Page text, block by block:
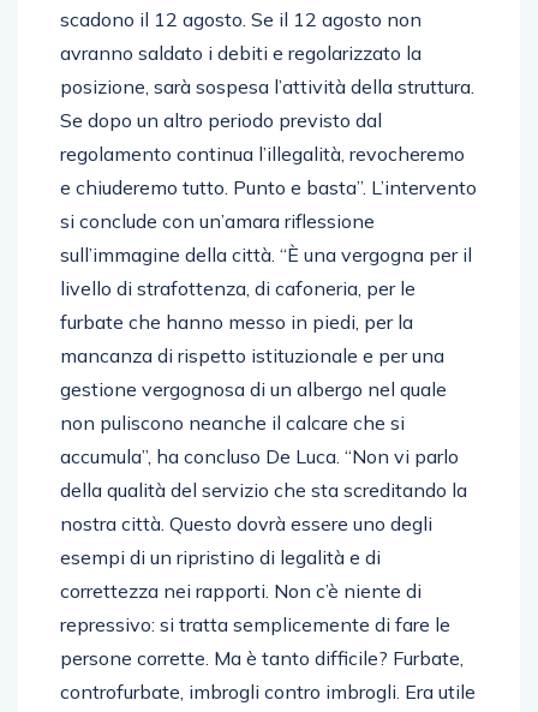
scadono il 12 agosto. Se il 12 agosto non
avranno saldato i debiti e regolarizzato la
posizione, sarà sospesa l’attività della struttura.
Se dopo un altro periodo previsto dal
regolamento continua l’illegalità, revocheremo
e chiuderemo tutto. Punto e basta”. L’intervento
si conclude con un’amara riflessione
sull’immagine della città. “È una vergogna per il
livello di strafottenza, di cafoneria, per le
furbate che hanno messo in piedi, per la
mancanza di rispetto istituzionale e per una
gestione vergognosa di un albergo nel quale
non puliscono neanche il calcare che si
accumula”, ha concluso De Luca. “Non vi parlo
della qualità del servizio che sta screditando la
nostra città. Questo dovrà essere uno degli
esempi di un ripristino di legalità e di
correttezza nei rapporti. Non c’è niente di
repressivo: si tratta semplicemente di fare le
persone corrette. Ma è tanto difficile? Furbate,
controfurbate, imbrogli contro imbrogli. Era utile